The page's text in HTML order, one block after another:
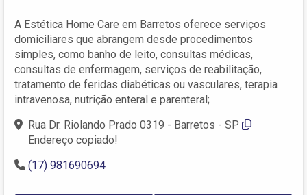
A Estética Home Care em Barretos oferece serviços
domiciliares que abrangem desde procedimentos
simples, como banho de leito, consultas médicas,
consultas de enfermagem, serviços de reabilitação,
tratamento de feridas diabéticas ou vasculares, terapia
intravenosa, nutrição enteral e parenteral;
Rua Dr. Riolando Prado 0319 - Barretos - SP
Endereço copiado!
(17) 981690694